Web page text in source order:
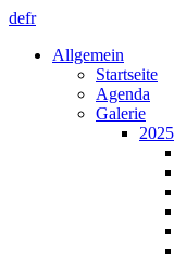
defr
Allgemein
Startseite
Agenda
Galerie